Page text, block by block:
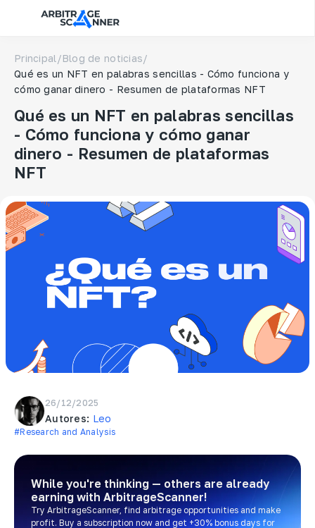
Principal /Blog de noticias/
Qué es un NFT en palabras sencillas - Cómo funciona y
cómo ganar dinero - Resumen de plataformas NFT
Qué es un NFT en palabras sencillas
- Cómo funciona y cómo ganar
dinero - Resumen de plataformas
NFT
26/12/2025
Autores: Leo
#Research and Analysis
While you're thinking — others are already
earning with ArbitrageScanner!
Try ArbitrageScanner, find arbitrage opportunities and make
profit. Buy a subscription now and get +30% bonus days for